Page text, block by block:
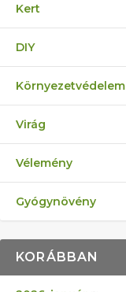
Kert
DIY
Környezetvédelem
Virág
Vélemény
Gyógynövény
KORÁBBAN